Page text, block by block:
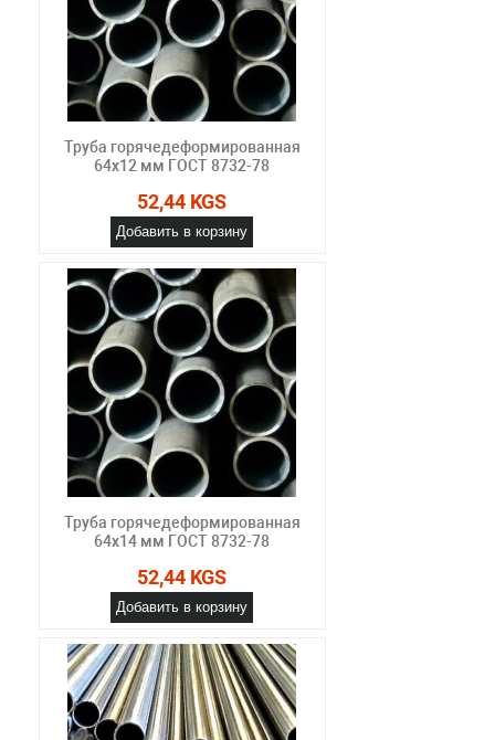
Труба горячедеформированная
64х12 мм ГОСТ 8732-78
52,44 KGS
Добавить в корзину
Труба горячедеформированная
64х14 мм ГОСТ 8732-78
52,44 KGS
Добавить в корзину